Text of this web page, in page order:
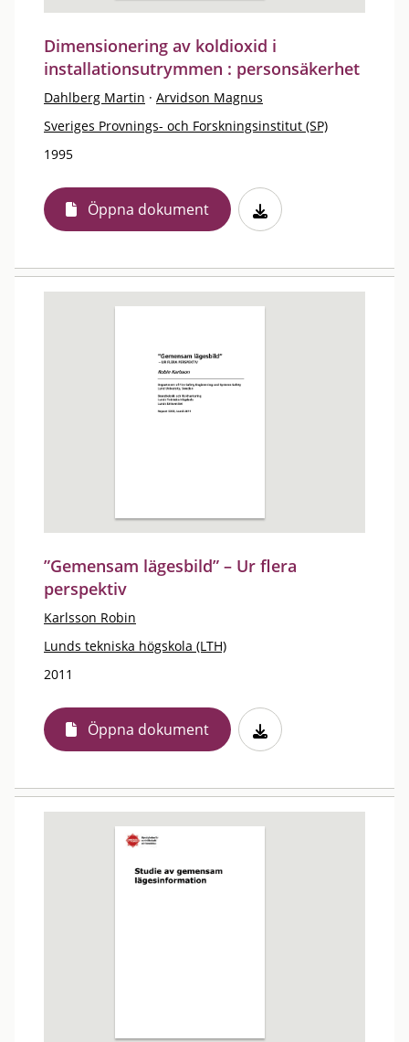
Dimensionering av koldioxid i
installationsutrymmen : personsäkerhet
Dahlberg Martin · Arvidson Magnus
Sveriges Provnings- och Forskningsinstitut (SP)
1995
Öppna dokument
”Gemensam lägesbild” – Ur flera
perspektiv
Karlsson Robin
Lunds tekniska högskola (LTH)
2011
Öppna dokument